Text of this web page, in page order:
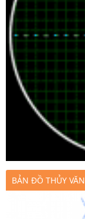
BẢN ĐỒ THỦY VĂN